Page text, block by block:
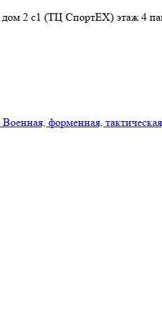
дом 2 с1 (ТЦ СпортEX) этаж 4